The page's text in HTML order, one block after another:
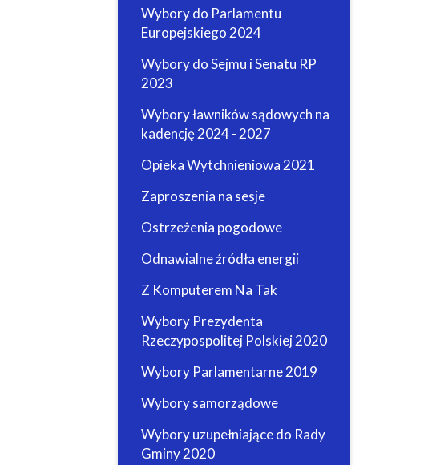
Wybory do Parlamentu
Europejskiego 2024
Wybory do Sejmu i Senatu RP
2023
Wybory ławników sądowych na
kadencję 2024 - 2027
Opieka Wytchnieniowa 2021
Zaproszenia na sesje
Ostrzeżenia pogodowe
Odnawialne źródła energii
Z Komputerem Na Tak
Wybory Prezydenta
Rzeczypospolitej Polskiej 2020
Wybory Parlamentarne 2019
Wybory samorządowe
Wybory uzupełniające do Rady
Gminy 2020